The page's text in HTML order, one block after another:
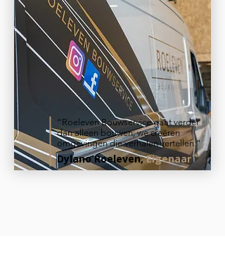
“Roeleven Bouwservice gaat verder
dan alleen bouwen; we creëren
omgevingen die verhalen vertellen.”
Dylano Roeleven,Eigenaar